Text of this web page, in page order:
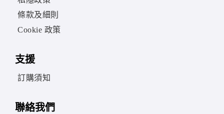
條款及細則
Cookie 政策
支援
訂購須知
聯絡我們